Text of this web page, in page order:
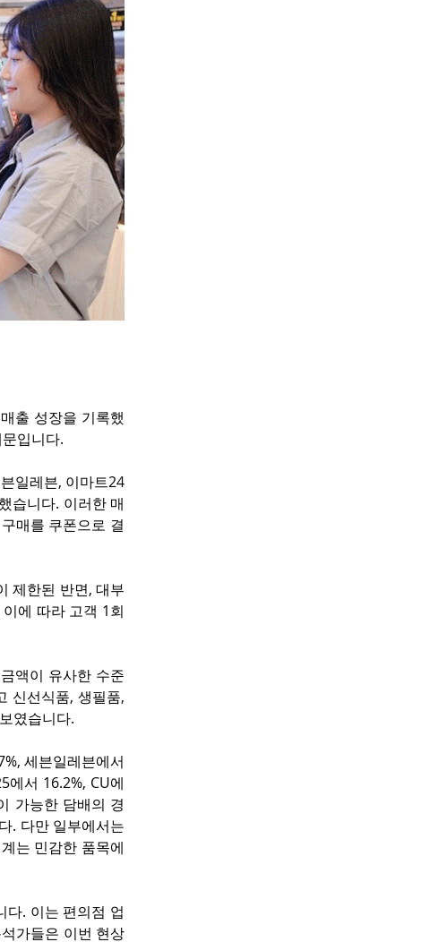
출 성장을 기록했
입니다.
일레븐, 이마트24
습니다. 이러한 매
매를 쿠폰으로 결
제한된 반면, 대부
에 따라 고객 1회
액이 유사한 수준
신선식품, 생필품,
였습니다.
세븐일레븐에서
에서 16.2%, CU에
가능한 담배의 경
. 다만 일부에서는
는 민감한 품목에
다. 이는 편의점 업
가들은 이번 현상